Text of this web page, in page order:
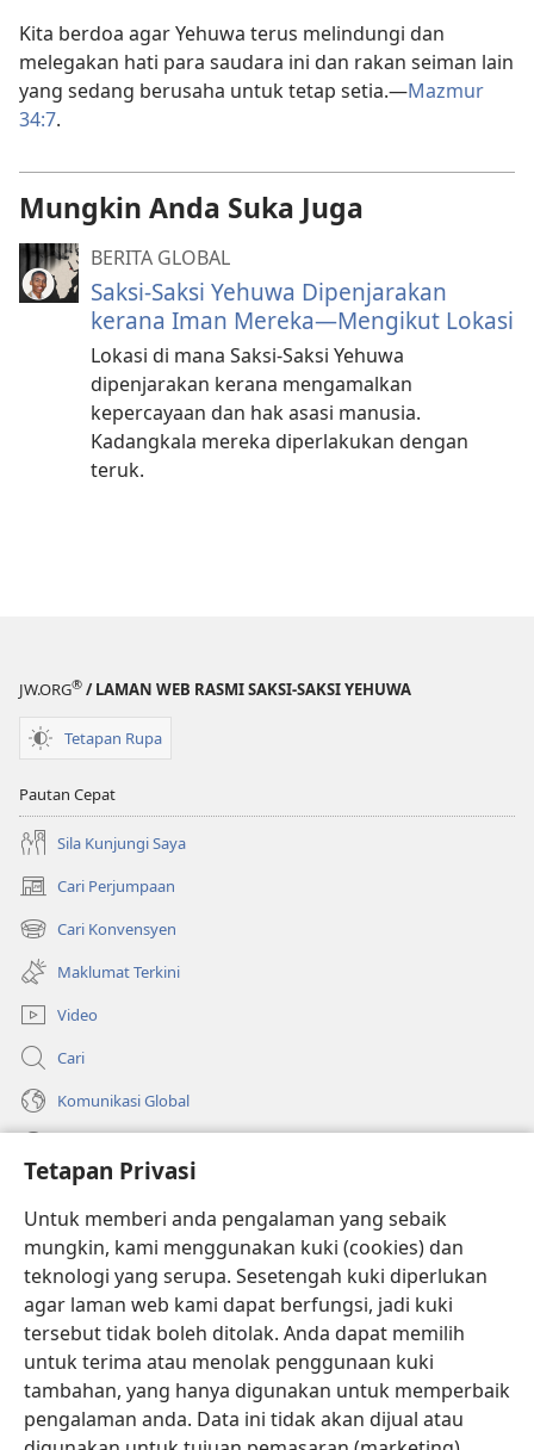
Tetapan Privasi
Untuk memberi anda pengalaman yang sebaik
mungkin, kami menggunakan kuki (cookies) dan
teknologi yang serupa. Sesetengah kuki diperlukan
agar laman web kami dapat berfungsi, jadi kuki
tersebut tidak boleh ditolak. Anda dapat memilih
untuk terima atau menolak penggunaan kuki
tambahan, yang hanya digunakan untuk memperbaik
pengalaman anda. Data ini tidak akan dijual atau
Kita berdoa agar Yehuwa terus melindungi dan
melegakan hati para saudara ini dan rakan seiman lain
yang sedang berusaha untuk tetap setia.—Mazmur
34:7.
Mungkin Anda Suka Juga
BERITA GLOBAL
Saksi-Saksi Yehuwa Dipenjarakan
kerana Iman Mereka—Mengikut Lokasi
Lokasi di mana Saksi-Saksi Yehuwa
dipenjarakan kerana mengamalkan
kepercayaan dan hak asasi manusia.
Kadangkala mereka diperlakukan dengan
teruk.
JW.ORG® / LAMAN WEB RASMI SAKSI-SAKSI YEHUWA
Tetapan Rupa
Pautan Cepat
Sila Kunjungi Saya
Cari Perjumpaan
(membuka
tetingkap
baharu)
Cari Konvensyen
(membuka
tetingkap
baharu)
Maklumat Terkini
Video
Cari
Komunikasi Global
(membuka
tetingkap
baharu)PERPUSTAKAAN DALAM TALIAN Watchtower
(membuka
tetingkap
baharu)JW Hub ®
(membuka
tetingkap
baharu)
®
Watchtower Library®